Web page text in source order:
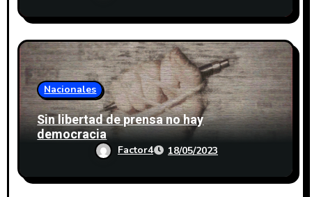
Nacionales
Sin libertad de prensa no hay
democracia
Factor4 18/05/2023